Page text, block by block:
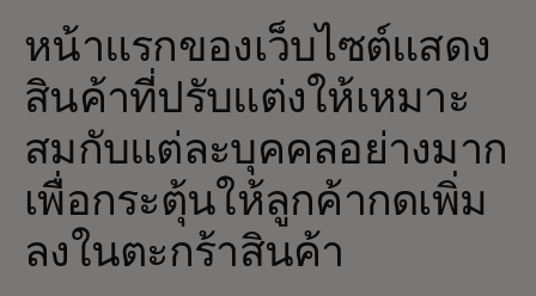
หน้าแรกของเว็บไซต์แสดง
สินค้าที่ปรับแต่งให้เหมาะ
สมกับแต่ละบุคคลอย่างมาก
เพื่อกระตุ้นให้ลูกค้ากดเพิ่ม
ลงในตะกร้าสินค้า